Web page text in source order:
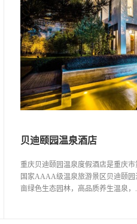
贝迪颐园温泉酒店
重庆贝迪颐园温泉度假酒店是重庆
国家AAAA级温泉旅游景区贝迪颐
亩绿色生态园林，高品质养生温泉，